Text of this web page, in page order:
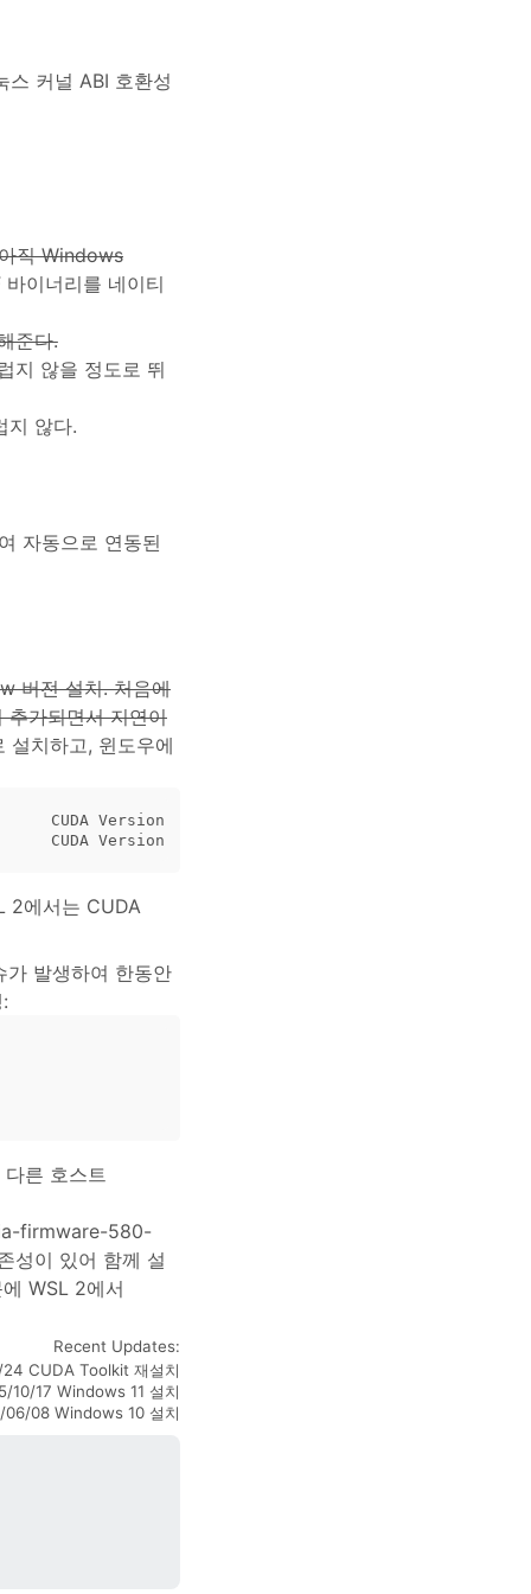
스 커널 ABI 호환성
직 Windows
이너리를 네이티
준다.
지 않을 정도로 뛰
지 않다.
자동으로 연동된
버전 설치. 처음에
추가되면서 지연이
치하고, 윈도우에
CUDA Version: 13.0
2에서는 CUDA
발생하여 한동안
른 호스트
firmware-580-
이 있어 함께 설
WSL 2에서
Recent Updates:
CUDA Toolkit 재설치
10/17 Windows 11 설치
06/08 Windows 10 설치